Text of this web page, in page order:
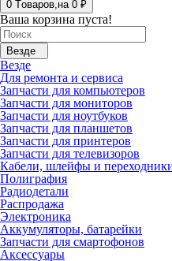
0 Tоваров,на 0 ₽
Ваша корзина пуста!
Везде
Везде
Для ремонта и сервиса
Запчасти для компьютеров
Запчасти для мониторов
Запчасти для ноутбуков
Запчасти для планшетов
Запчасти для принтеров
Запчасти для телевизоров
Кабели, шлейфы и
Полиграфия
Радиодетали
Распродажа
Электроника
Аккумуляторы, батарейки
Запчасти для смартофонов
Аксессуары